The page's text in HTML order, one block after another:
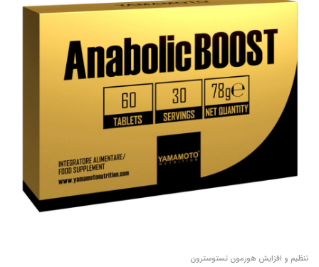
تنظیم و افزایش هورمون تستوسترون